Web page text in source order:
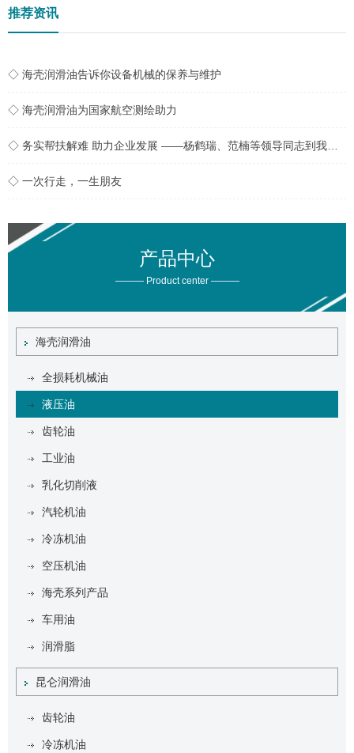
产品中心
——— Product center ———
海壳润滑油
全损耗机械油
液压油
齿轮油
工业油
乳化切削液
汽轮机油
冷冻机油
空压机油
海壳系列产品
车用油
润滑脂
昆仑润滑油
齿轮油
冷冻机油
推荐资讯
◇ 海壳润滑油告诉你设备机械的保养与维护
◇ 海壳润滑油为国家航空测绘助力
◇ 务实帮扶解难 助力企业发展 ——杨鹤瑞、范楠等领导同志到我公司实地开展帮扶工作
◇ 一次行走，一生朋友